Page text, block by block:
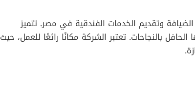
وتقديم الخدمات الفندقية في مصر. تتميز
بالنجاحات. تعتبر الشركة مكانًا رائعًا للعمل، حيث